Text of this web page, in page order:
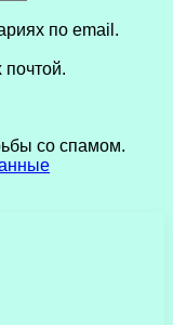
по email.
со спамом.